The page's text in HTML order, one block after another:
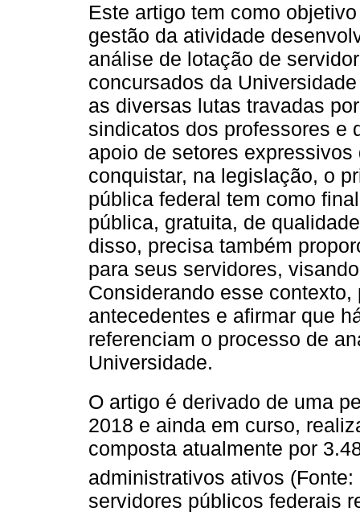
Este artigo tem como
gestão da atividade
análise de lotação de
concursados da
as diversas lutas travadas
sindicatos dos professores e
apoio de setores
conquistar, na legislação, o
pública federal tem como
pública, gratuita, de
disso, precisa também
para seus servidores,
Considerando esse
antecedentes e afirmar que
referenciam o processo de
Universidade.
O artigo é derivado de uma
2018 e ainda em curso,
composta atualmente por
administrativos ativos (Fonte:
servidores públicos federais